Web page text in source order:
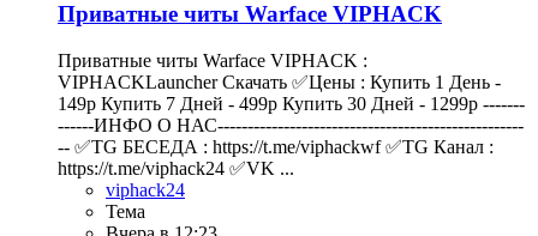
Приватные читы Warface VIPHACK
Приватные читы Warface VIPHACK :
VIPHACKLauncher Скачать ✅Цены : Купить 1 День -
149р Купить 7 Дней - 499р Купить 30 Дней - 1299р -------
------ИНФО О НАС---------------------------------------------------
-- ✅TG БЕСЕДА : https://t.me/viphackwf ✅TG Канал :
https://t.me/viphack24 ✅VK ...
viphack24
Тема